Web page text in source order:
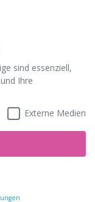
sind essenziell,
Ihre
Externe Medien